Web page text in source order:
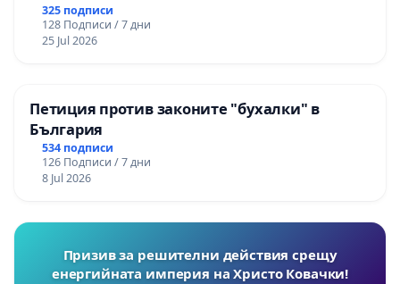
325 подписи
128 Подписи / 7 дни
25 Jul 2026
Петиция против законите "бухалки" в
България
534 подписи
126 Подписи / 7 дни
8 Jul 2026
Призив за решителни действия срещу
енергийната империя на Христо Ковачки!